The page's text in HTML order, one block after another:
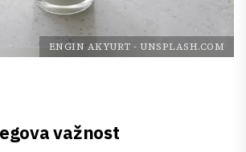
ENGIN AKYURT - UNSPLASH.COM
važnost